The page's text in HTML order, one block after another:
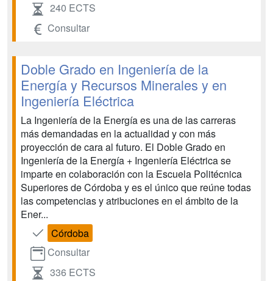
240 ECTS
Consultar
Doble Grado en Ingeniería de la
Energía y Recursos Minerales y en
Ingeniería Eléctrica
La Ingeniería de la Energía es una de las carreras
más demandadas en la actualidad y con más
proyección de cara al futuro. El Doble Grado en
Ingeniería de la Energía + Ingeniería Eléctrica se
imparte en colaboración con la Escuela Politécnica
Superiores de Córdoba y es el único que reúne todas
las competencias y atribuciones en el ámbito de la
Ener...
Córdoba
Consultar
336 ECTS